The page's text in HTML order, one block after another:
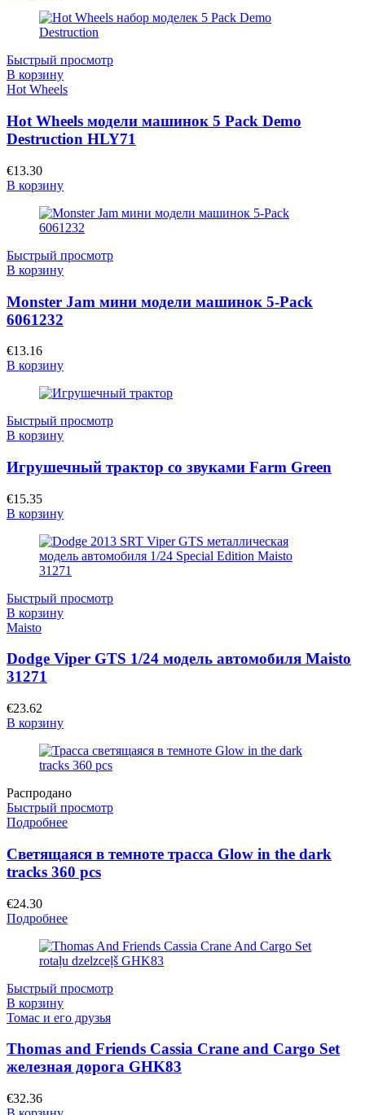
Быстрый просмотр
В корзину
Hot Wheels
Hot Wheels модели машинок 5 Pack Demo
Destruction HLY71
€13.30
В корзину
Быстрый просмотр
В корзину
Monster Jam мини модели машинок 5-Pack
6061232
€13.16
В корзину
Быстрый просмотр
В корзину
Игрушечный трактор со звуками Farm Green
€15.35
В корзину
Быстрый просмотр
В корзину
Maisto
Dodge Viper GTS 1/24 модель автомобиля Maisto
31271
€23.62
В корзину
Распродано
Быстрый просмотр
Подробнее
Светящаяся в темноте трасса Glow in the dark
tracks 360 pcs
€24.30
Подробнее
Быстрый просмотр
В корзину
Томас и его друзья
Thomas and Friends Cassia Crane and Cargo Set
железная дорога GHK83
€32.36